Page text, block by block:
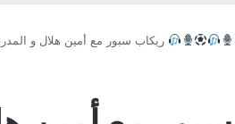
ريكاب سبور مع أمين هلال و المدرب ابراهيم السحباني